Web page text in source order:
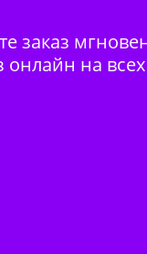
заказ
онлайн на